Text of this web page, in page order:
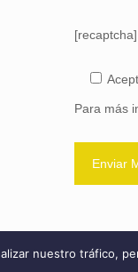
[recaptcha]
Para más
nuestro tráfico,